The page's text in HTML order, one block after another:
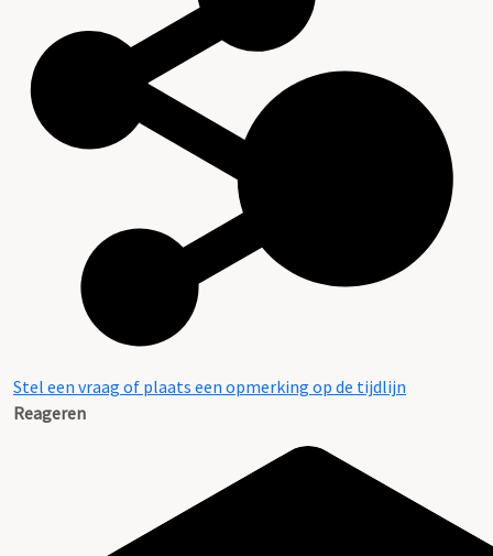
Stel een vraag of plaats een opmerking op de tijdlijn
Reageren